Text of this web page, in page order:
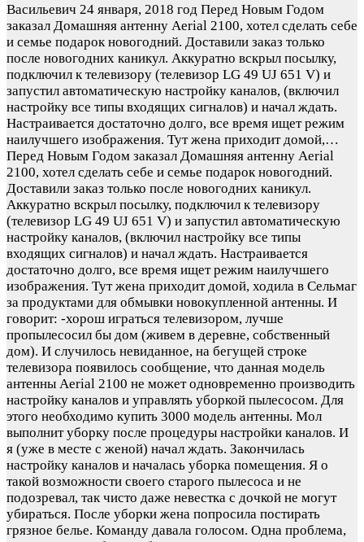
Васильевич 24 января, 2018 год Перед Новым Годом
заказал Домашняя антенну Aerial 2100, хотел сделать себе
и семье подарок новогодний. Доставили заказ только
после новогодних каникул. Аккуратно вскрыл посылку,
подключил к телевизору (телевизор LG 49 UJ 651 V) и
запустил автоматическую настройку каналов, (включил
настройку все типы входящих сигналов) и начал ждать.
Настраивается достаточно долго, все время ищет режим
наилучшего изображения. Тут жена приходит домой,…
Перед Новым Годом заказал Домашняя антенну Aerial
2100, хотел сделать себе и семье подарок новогодний.
Доставили заказ только после новогодних каникул.
Аккуратно вскрыл посылку, подключил к телевизору
(телевизор LG 49 UJ 651 V) и запустил автоматическую
настройку каналов, (включил настройку все типы
входящих сигналов) и начал ждать. Настраивается
достаточно долго, все время ищет режим наилучшего
изображения. Тут жена приходит домой, ходила в Сельмаг
за продуктами для обмывки новокупленной антенны. И
говорит: -хорош играться телевизором, лучше
пропылесосил бы дом (живем в деревне, собственный
дом). И случилось невиданное, на бегущей строке
телевизора появилось сообщение, что данная модель
антенны Aerial 2100 не может одновременно производить
настройку каналов и управлять уборкой пылесосом. Для
этого необходимо купить 3000 модель антенны. Мол
выполнит уборку после процедуры настройки каналов. И
я (уже в месте с женой) начал ждать. Закончилась
настройку каналов и началась уборка помещения. Я о
такой возможности своего старого пылесоса и не
подозревал, так чисто даже невестка с дочкой не могут
убираться. После уборки жена попросила постирать
грязное белье. Команду давала голосом. Одна проблема,